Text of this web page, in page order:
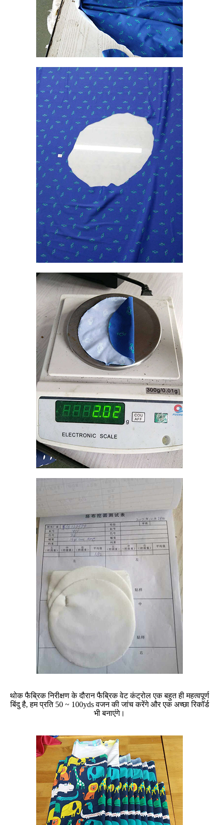
थोक फैब्रिक निरीक्षण के दौरान फैब्रिक वेट कंट्रोल एक बहुत ही महत्वपूर्ण
बिंदु है, हम प्रति 50 ~ 100yds वजन की जांच करेंगे और एक अच्छा रिकॉर्ड
भी बनाएंगे।